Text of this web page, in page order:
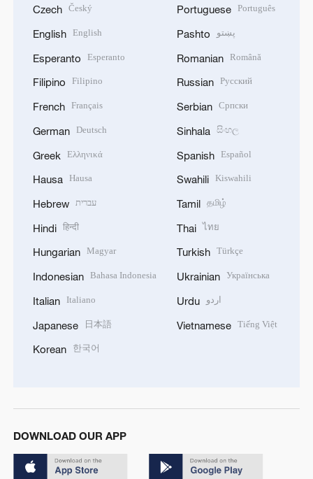
Czech Český
English English
Esperanto Esperanto
Filipino Filipino
French Français
German Deutsch
Greek Ελληνικά
Hausa Hausa
Hebrew עברית
Hindi हिन्दी
Hungarian Magyar
Indonesian Bahasa Indonesia
Italian Italiano
Japanese 日本語
Korean 한국어
Portuguese Português
Pashto پښتو
Romanian Română
Russian Русский
Serbian Српски
Sinhala සිංහල
Spanish Español
Swahili Kiswahili
Tamil தமிழ்
Thai ไทย
Turkish Türkçe
Ukrainian Українська
Urdu اردو
Vietnamese Tiếng Việt
DOWNLOAD OUR APP